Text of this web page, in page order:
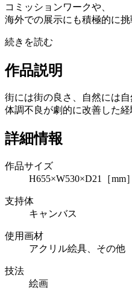
コミッションワークや、
海外での展示にも積極的に挑
続きを読む
作品説明
街には街の良さ、自然には
体調不良が劇的に改善した
詳細情報
作品サイズ
H655×W530×D21［mm］
支持体
キャンバス
使用画材
アクリル絵具、その他
技法
絵画